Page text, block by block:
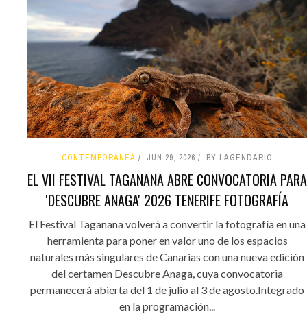
CONTEMPORÁNEA JUN 29, 2026 BY LAGENDARIO
EL VII FESTIVAL TAGANANA ABRE CONVOCATORIA PARA
'DESCUBRE ANAGA' 2026 TENERIFE FOTOGRAFÍA
El Festival Taganana volverá a convertir la fotografía en una
herramienta para poner en valor uno de los espacios
naturales más singulares de Canarias con una nueva edición
del certamen Descubre Anaga, cuya convocatoria
permanecerá abierta del 1 de julio al 3 de agosto.Integrado
en la programación...